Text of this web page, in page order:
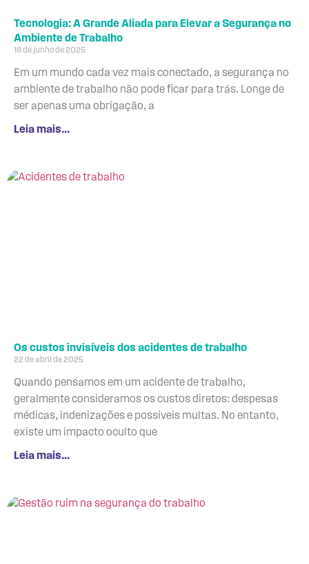
Tecnologia: A Grande Aliada para Elevar a Segurança no
Ambiente de Trabalho
18 de junho de 2025
Em um mundo cada vez mais conectado, a segurança no
ambiente de trabalho não pode ficar para trás. Longe de
ser apenas uma obrigação, a
Leia mais...
Os custos invisíveis dos acidentes de trabalho
22 de abril de 2025
Quando pensamos em um acidente de trabalho,
geralmente consideramos os custos diretos: despesas
médicas, indenizações e possíveis multas. No entanto,
existe um impacto oculto que
Leia mais...